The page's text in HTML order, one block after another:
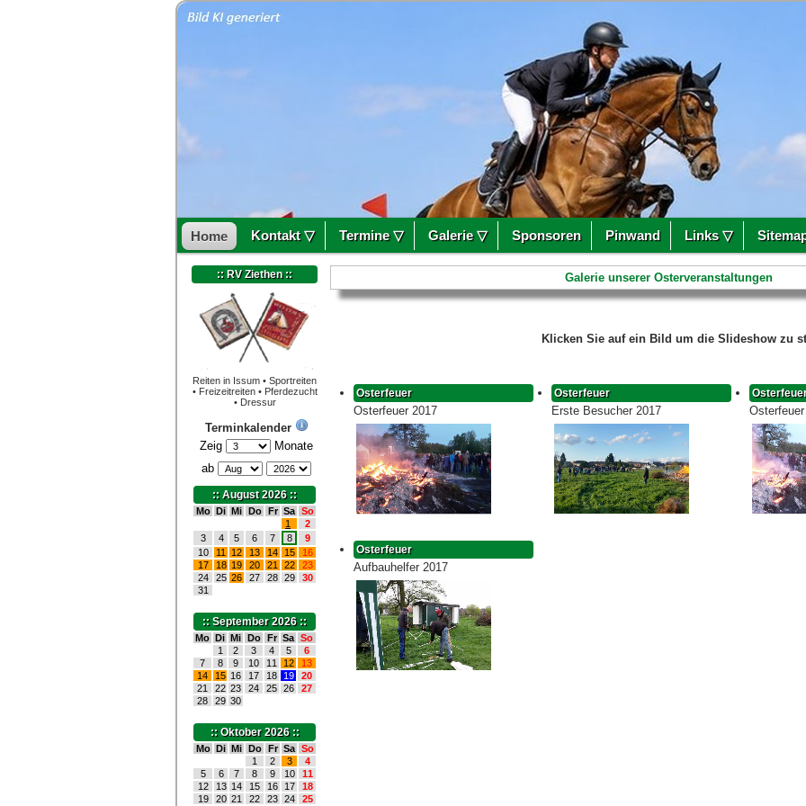
Home Kontakt ▽ Termine ▽ Galerie ▽ Sponsoren Pinwand Links ▽
:: RV Ziethen ::
Reiten in Issum • Sportreiten
• Freizeitreiten • Pferdezucht
• Dressur
Terminkalender
Zeig
Monate
ab
:: August 2026 ::
Mo Di Mi Do Fr Sa So
1
2
3
4 5 6 7 8
9
10
11 12 13 14 15
16
17
18 19 20 21 22
23
24
25 26 27 28 29
30
31
:: September 2026 ::
Mo Di Mi Do Fr Sa So
1
2 3 4 5
6
7
8 9 10 11 12
13
14
15 16 17 18 19
20
21
22 23 24 25 26
27
28
29 30
:: Oktober 2026 ::
Mo Di Mi Do Fr Sa So
1
2 3
4
5
6 7 8 9 10
11
12
13 14 15 16 17
18
19
20 21 22 23 24 25
Galerie unserer Osterveranstaltungen
Klicken Sie auf ein Bild um die Slideshow zu
Osterfeuer
Osterfeuer 2017
Osterfeuer
Erste Besucher 2017
Osterfeuer
Aufbauhelfer 2017